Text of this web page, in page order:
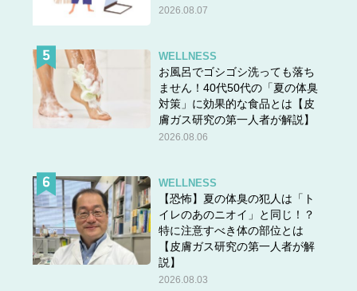
2026.08.07
WELLNESS
お風呂でゴシゴシ洗っても落ち
ません！40代50代の「夏の体臭
対策」に効果的な食品とは【皮
膚ガス研究の第一人者が解説】
2026.08.06
WELLNESS
【恐怖】夏の体臭の犯人は「ト
イレのあのニオイ」と同じ！？
特に注意すべき体の部位とは
【皮膚ガス研究の第一人者が解
説】
2026.08.03